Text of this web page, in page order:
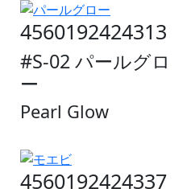
4560192424313
#S-02 パールグロ
ー
Pearl Glow
4560192424337